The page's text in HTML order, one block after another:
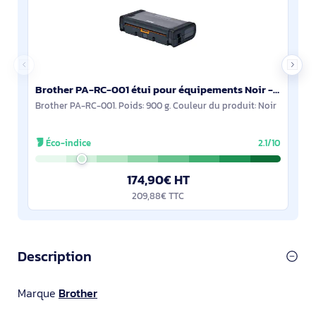
Brother PA-RC-001 étui pour équipements Noir - PARC001
Brother PA-RC-001. Poids: 900 g. Couleur du produit: Noir
Éco-indice 2.1/10
174,90€ HT
209,88€ TTC
Description
Marque Brother